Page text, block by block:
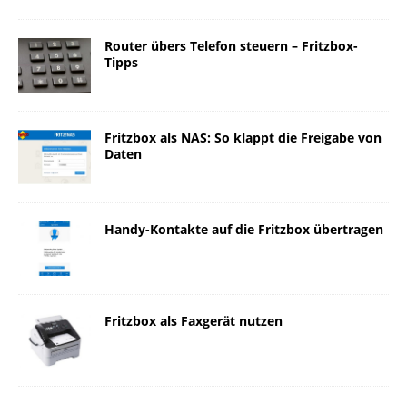
Router übers Telefon steuern – Fritzbox-
Tipps
Fritzbox als NAS: So klappt die Freigabe von
Daten
Handy-Kontakte auf die Fritzbox übertragen
Fritzbox als Faxgerät nutzen